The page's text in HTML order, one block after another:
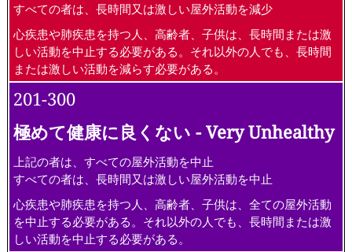
すべての者は、長時間又は激しい屋外活動を減少
心疾患や肺疾患を持つ人、高齢者、子供は、長時間または激
しい活動を中止する必要がある。それ以外の人でも、長時間
または激しい活動を減らす必要がある。
201-300
極めて健康に良くない - Very Unhealthy
上記の者は、すべての屋外活動を中止
すべての者は、長時間又は激しい屋外活動を中止
心疾患や肺疾患を持つ人、高齢者、子供は、全ての屋外活動
を中止する必要がある。それ以外の人でも、長時間または激
しい活動を中止する必要がある。